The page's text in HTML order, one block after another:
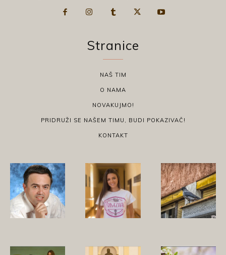
Stranice
NAŠ TIM
O NAMA
NOVAKUJMO!
PRIDRUŽI SE NAŠEM TIMU, BUDI POKAZIVAČ!
KONTAKT